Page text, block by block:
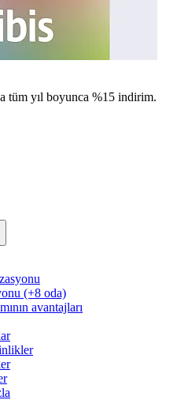
tüm yıl boyunca %15 indirim.
(+8 oda)
avantajları